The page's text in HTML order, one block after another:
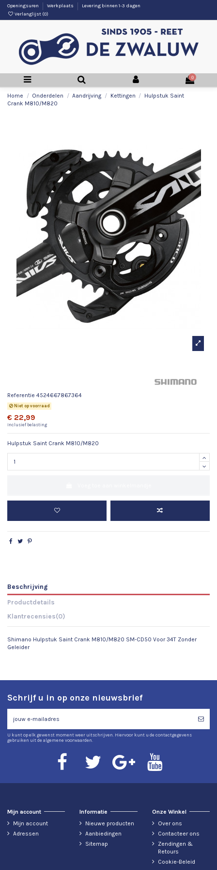
Openingsuren Werkplaats
Levering binnen 1-3 dagen
Verlanglijst (0)
0
Home Onderdelen Aandrijving Kettingen
Hulpstuk Saint
Crank M810/M820
Referentie 4524667867364
Niet op voorraad
€ 22,99
Inclusief belasting
Hulpstuk Saint Crank M810/M820
Beschrijving
Productdetails
Klantrecensies(0)
Shimano Hulpstuk Saint Crank M810/M820 SM-CD50 Voor 34T Zonder
Geleider
Schrijf u in op onze nieuwsbrief
U kunt op elk gewenst moment weer uitschrijven. Hiervoor kunt u de contactgegevens
gebruiken uit de algemene voorwaarden.
Mijn account
Mijn account
Adressen
Informatie
Nieuwe producten
Aanbiedingen
Sitemap
Onze Winkel
Over ons
Contacteer ons
Zendingen &
Retours
Cookie-Beleid